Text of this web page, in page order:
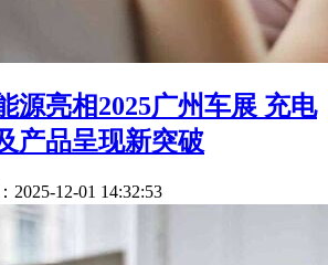
源亮相2025广州车展 充电
产品呈现新突破
2025-12-01 14:32:53